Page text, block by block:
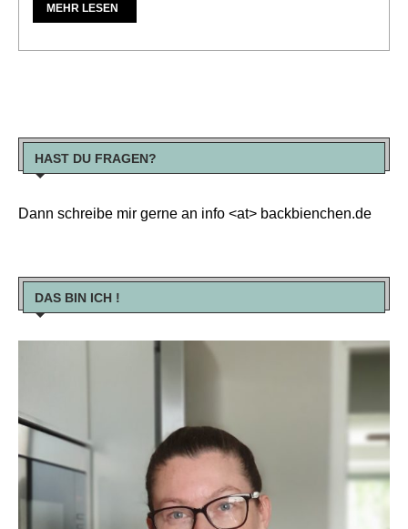
MEHR LESEN
HAST DU FRAGEN?
Dann schreibe mir gerne an info <at> backbienchen.de
DAS BIN ICH !